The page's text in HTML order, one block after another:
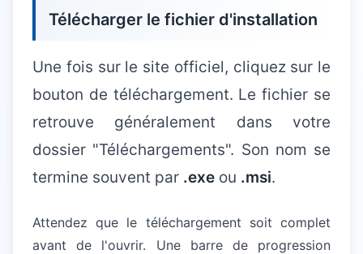
Télécharger le fichier d'installation
Une fois sur le site officiel, cliquez sur le
bouton de téléchargement. Le fichier se
retrouve généralement dans votre
dossier "Téléchargements". Son nom se
termine souvent par .exe ou .msi.
Attendez que le téléchargement soit complet
avant de l'ouvrir. Une barre de progression